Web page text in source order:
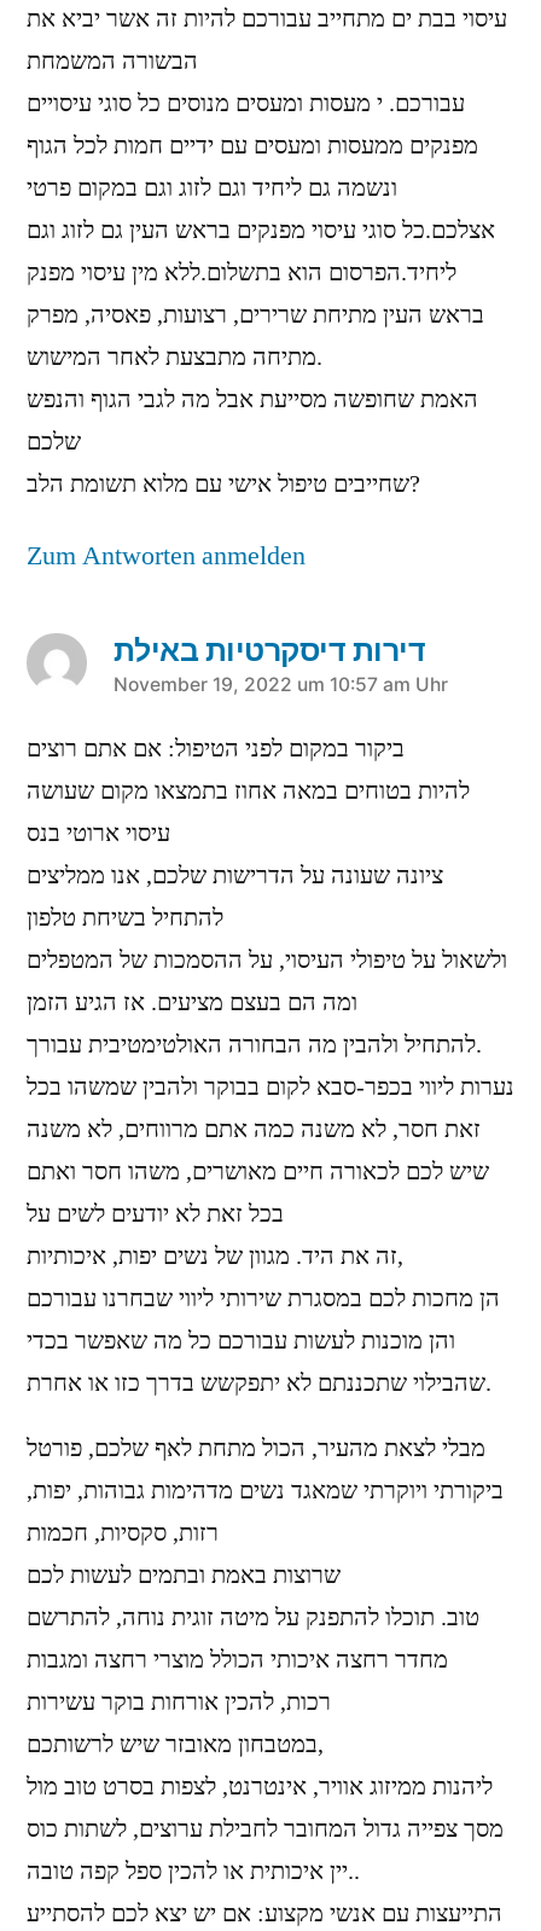
עיסוי בבת ים מתחייב עבורכם להיות זה אשר יביא את
הבשורה המשמחת
עבורכם. י מעסות ומעסים מנוסים כל סוגי עיסויים
מפנקים ממעסות ומעסים עם ידיים חמות לכל הגוף
ונשמה גם ליחיד וגם לזוג וגם במקום פרטי
אצלכם.כל סוגי עיסוי מפנקים בראש העין גם לזוג וגם
ליחיד.הפרסום הוא בתשלום.ללא מין עיסוי מפנק
בראש העין מתיחת שרירים, רצועות, פאסיה, מפרק
מתיחה מתבצעת לאחר המישוש.
האמת שחופשה מסייעת אבל מה לגבי הגוף והנפש
שלכם
שחייבים טיפול אישי עם מלוא תשומת הלב?
Zum Antworten anmelden
דירות דיסקרטיות באילת
sagt:
November 19, 2022 um 10:57 am Uhr
ביקור במקום לפני הטיפול: אם אתם רוצים
להיות בטוחים במאה אחוז בתמצאו מקום שעושה
עיסוי ארוטי בנס
ציונה שעונה על הדרישות שלכם, אנו ממליצים
להתחיל בשיחת טלפון
ולשאול על טיפולי העיסוי, על ההסמכות של המטפלים
ומה הם בעצם מציעים. אז הגיע הזמן
להתחיל ולהבין מה הבחורה האולטימטיבית עבורך.
נערות ליווי בכפר-סבא לקום בבוקר ולהבין שמשהו בכל
זאת חסר, לא משנה כמה אתם מרווחים, לא משנה
שיש לכם לכאורה חיים מאושרים, משהו חסר ואתם
בכל זאת לא יודעים לשים על
זה את היד. מגוון של נשים יפות, איכותיות,
הן מחכות לכם במסגרת שירותי ליווי שבחרנו עבורכם
והן מוכנות לעשות עבורכם כל מה שאפשר בכדי
שהבילוי שתכננתם לא יתפקשש בדרך כזו או אחרת.
מבלי לצאת מהעיר, הכול מתחת לאף שלכם, פורטל
ביקורתי ויוקרתי שמאגד נשים מדהימות גבוהות, יפות,
רזות, סקסיות, חכמות
שרוצות באמת ובתמים לעשות לכם
טוב. תוכלו להתפנק על מיטה זוגית נוחה, להתרשם
מחדר רחצה איכותי הכולל מוצרי רחצה ומגבות
רכות, להכין אורחות בוקר עשירות
במטבחון מאובזר שיש לרשותכם,
ליהנות ממיזוג אוויר, אינטרנט, לצפות בסרט טוב מול
מסך צפייה גדול המחובר לחבילת ערוצים, לשתות כוס
יין איכותית או להכין ספל קפה טובה..
התייעצות עם אנשי מקצוע: אם יש יצא לכם להסתייע